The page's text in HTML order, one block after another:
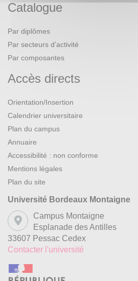
Catalogue
Par diplômes
Par secteurs d’activité
Par composantes
Accès directs
Orientation/Insertion
Calendrier universitaire
Plan du campus
Annuaire
Accessibilité : non conforme
Mentions légales
Plan du site
Université Bordeaux Montaigne
Campus Montaigne
Esplanade des Antilles
33607 Pessac Cedex
Contacter l'université